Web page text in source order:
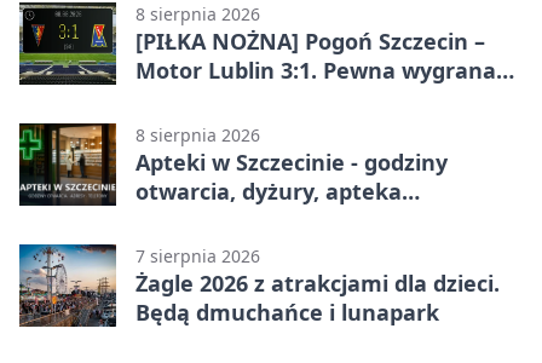
8 sierpnia 2026
[PIŁKA NOŻNA] Pogoń Szczecin –
Motor Lublin 3:1. Pewna wygrana
8 sierpnia 2026
Apteki w Szczecinie - godziny
otwarcia, dyżury, apteka
7 sierpnia 2026
Żagle 2026 z atrakcjami dla dzieci.
Będą dmuchańce i lunapark